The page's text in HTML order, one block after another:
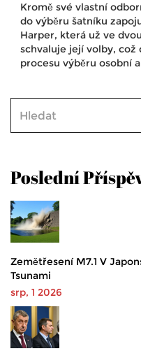
Kromě své vlastní
do výběru šatníku
Harper, která už ve
schvaluje její volby, což
procesu výběru osobní
Poslední
Zemětřesení M7.1 V
Tsunami
srp, 1 2026